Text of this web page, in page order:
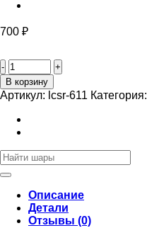
700 ₽
товара
Фольгированный
шар
для
девочки”
В корзину
Артикул: lcsr-611 Категория:
Искать:
Описание
Детали
Отзывы (0)